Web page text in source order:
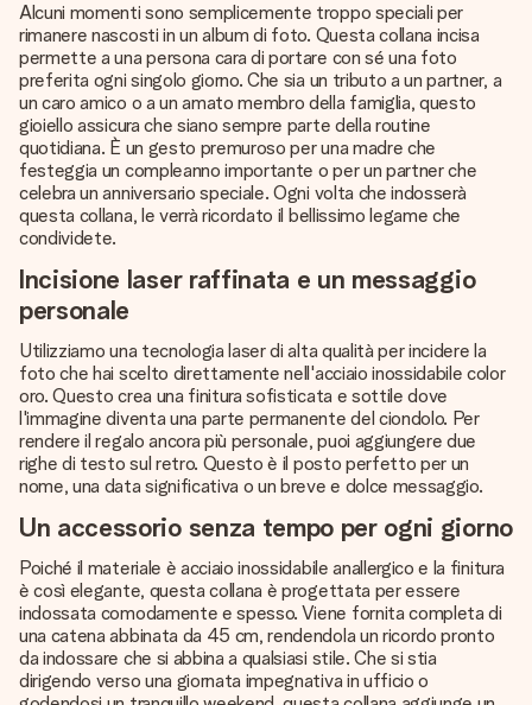
Alcuni momenti sono semplicemente troppo speciali per
rimanere nascosti in un album di foto. Questa collana incisa
permette a una persona cara di portare con sé una foto
preferita ogni singolo giorno. Che sia un tributo a un partner, a
un caro amico o a un amato membro della famiglia, questo
gioiello assicura che siano sempre parte della routine
quotidiana. È un gesto premuroso per una madre che
festeggia un compleanno importante o per un partner che
celebra un anniversario speciale. Ogni volta che indosserà
questa collana, le verrà ricordato il bellissimo legame che
condividete.
Incisione laser raffinata e un messaggio
personale
Utilizziamo una tecnologia laser di alta qualità per incidere la
foto che hai scelto direttamente nell'acciaio inossidabile color
oro. Questo crea una finitura sofisticata e sottile dove
l'immagine diventa una parte permanente del ciondolo. Per
rendere il regalo ancora più personale, puoi aggiungere due
righe di testo sul retro. Questo è il posto perfetto per un
nome, una data significativa o un breve e dolce messaggio.
Un accessorio senza tempo per ogni giorno
Poiché il materiale è acciaio inossidabile anallergico e la finitura
è così elegante, questa collana è progettata per essere
indossata comodamente e spesso. Viene fornita completa di
una catena abbinata da 45 cm, rendendola un ricordo pronto
da indossare che si abbina a qualsiasi stile. Che si stia
dirigendo verso una giornata impegnativa in ufficio o